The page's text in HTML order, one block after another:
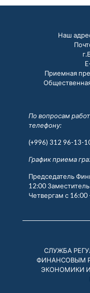
Наш
Приемная
По вопросам
телефону:
(+996) 312 96-13-
График приема
Председатель
12:00
Четвергам с 16:00
СЛУЖБА
ФИНАНСОВЫМ
ЭКОНОМИКИ